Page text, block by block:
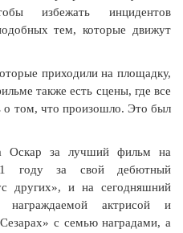
избежать инцидентов
тем, которые движут
приходили на площадку,
также есть сцены, где все
о том, что произошло. Это был
Оскар за лучший фильм на
году за свой дебютный
других», и на сегодняшний
актрисой и
с семью наградами, а